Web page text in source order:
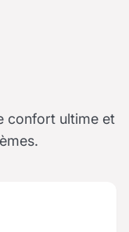
confort ultime et